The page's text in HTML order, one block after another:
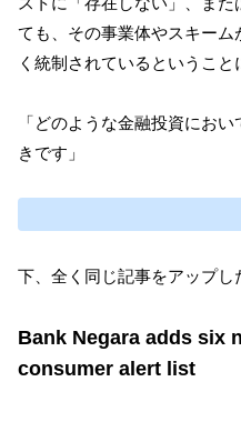
ても、その事業体やスキー
く統制されているということ
「どのような金融投資にお
きです」
下、全く同じ記事をアップし
Bank Negara adds six
consumer alert list